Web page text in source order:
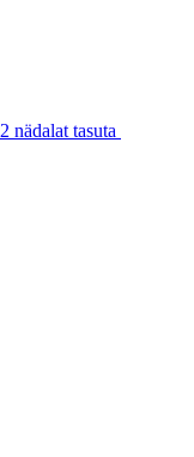
nädalat tasuta